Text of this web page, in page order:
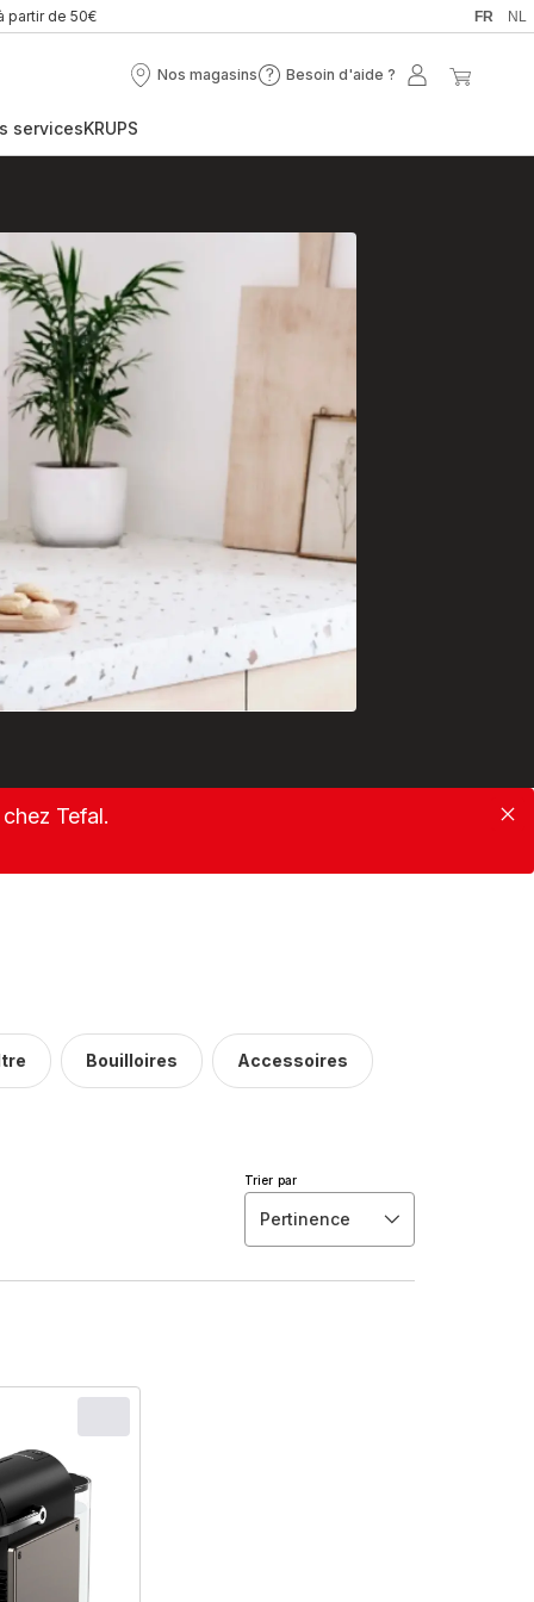
partir de 50€ FR NL
Nos magasins
Nos
Besoin d'aide ?
Besoin
Mon
servicesKRUPS
Tefal.
Bouilloires Accessoires
Trier par
Pertinence